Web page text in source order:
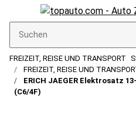
FREIZEIT, REISE UND TRANSPORT
FREIZEIT, REISE UND
ERICH JAEGER Elektrosatz
(C6/4F)